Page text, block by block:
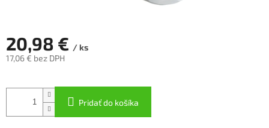
20,98 € / ks
17,06 € bez DPH
cena:
Pridať do košíka